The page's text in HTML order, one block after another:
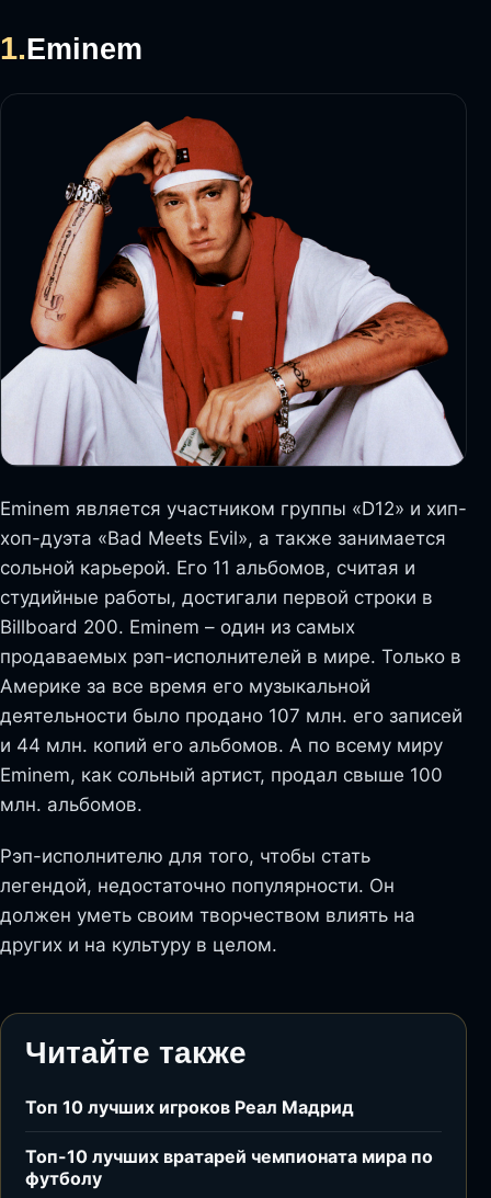
1.Eminem
Eminem является участником группы «D12» и хип-
хоп-дуэта «Bad Meets Evil», а также занимается
сольной карьерой. Его 11 альбомов, считая и
студийные работы, достигали первой строки в
Billboard 200. Eminem – один из самых
продаваемых рэп-исполнителей в мире. Только в
Америке за все время его музыкальной
деятельности было продано 107 млн. его записей
и 44 млн. копий его альбомов. А по всему миру
Eminem, как сольный артист, продал свыше 100
млн. альбомов.
Рэп-исполнителю для того, чтобы стать
легендой, недостаточно популярности. Он
должен уметь своим творчеством влиять на
других и на культуру в целом.
Читайте также
Топ 10 лучших игроков Реал Мадрид
Топ-10 лучших вратарей чемпионата мира по
футболу